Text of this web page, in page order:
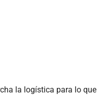
la logística para lo que